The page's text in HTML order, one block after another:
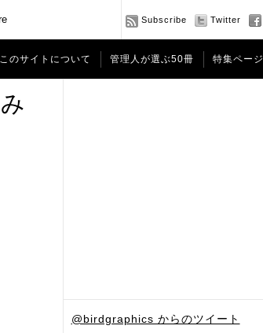
Subscribe Twitter
このサイトについて 管理人が選ぶ50冊 特集ページ
@birdgraphics からのツイート